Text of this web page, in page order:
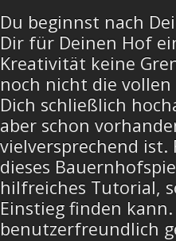
Du beginnst nach
Dir für Deinen Hof
Kreativität keine
noch nicht die
Dich schließlich
aber schon
vielversprechend ist.
dieses
hilfreiches Tutorial,
Einstieg finden
benutzerfreundlich